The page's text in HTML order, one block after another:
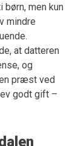
men kun
mindre
at datteren
og
præst ved
godt gift –